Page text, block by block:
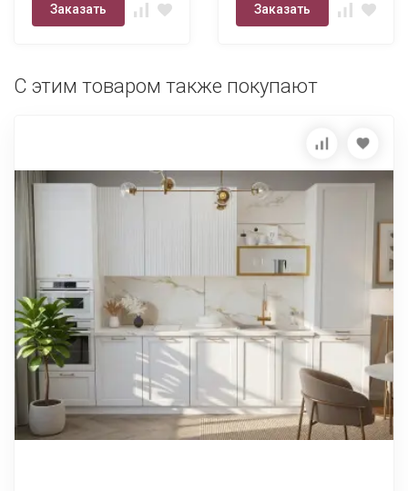
Заказать Заказать
С этим товаром также покупают